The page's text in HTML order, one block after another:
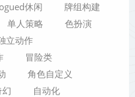
休闲
牌组构建
单人策略
色扮演
立动作
冒险类
角色自定义
自动化